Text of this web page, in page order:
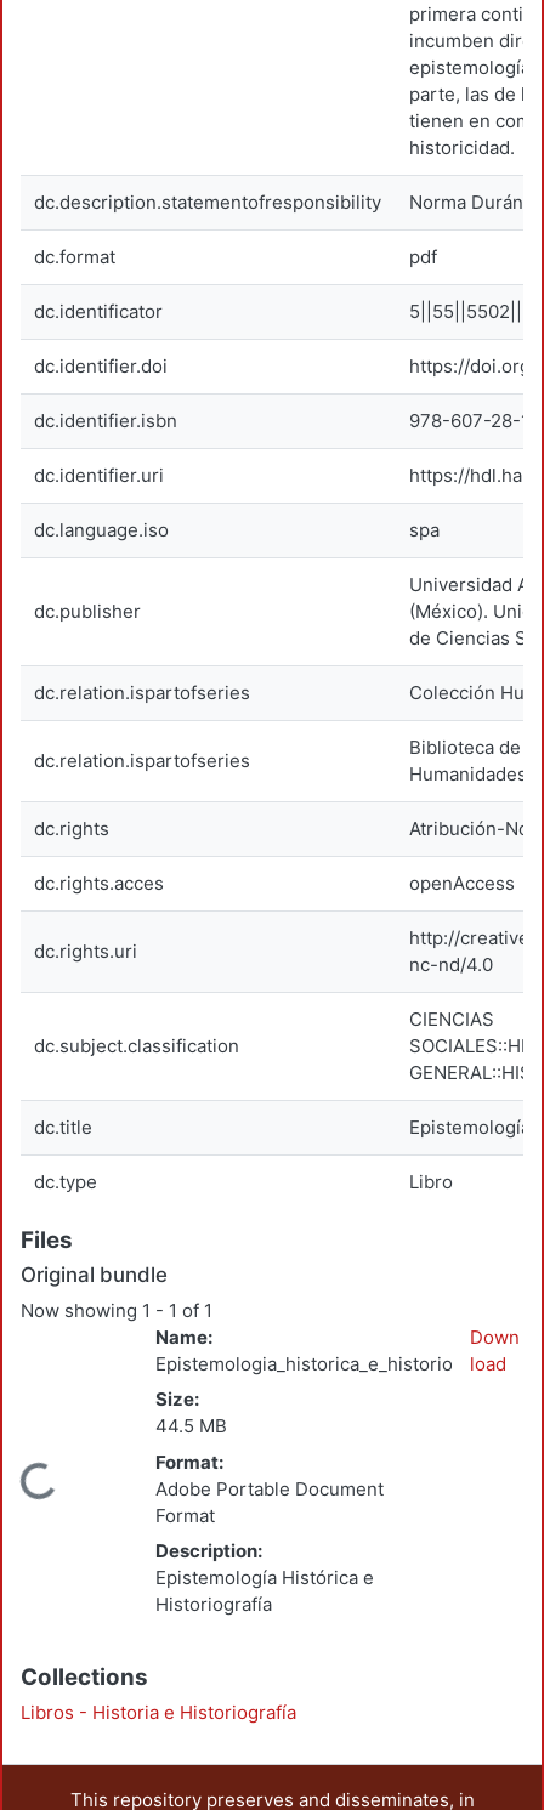
primera
incumben
epistemología
parte, las de
tienen en
historicidad.
dc.description.statementofresponsibility Norma Durán
dc.format pdf
dc.identificator
dc.identifier.doi https://doi.org/
dc.identifier.isbn 978-607-28-
dc.identifier.uri https://
dc.language.iso spa
dc.publisher
Universidad
(México).
de Ciencias
dc.relation.ispartofseries Colección
dc.relation.ispartofseries
Biblioteca de
Humanidades.
dc.rights Atribución-
dc.rights.acces openAccess
dc.rights.uri
http://
nc-nd/4.0
dc.subject.classification
CIENCIAS
dc.title Epistemología
dc.type Libro
Files
Original bundle
Now showing 1 - 1 of 1
Loading...
Name:
Size:
44.5 MB
Format:
Adobe Portable Document
Format
Description:
Epistemología Histórica e
Historiografía
Down
load
Collections
Libros - Historia e Historiografía
This repository preserves and disseminates, in